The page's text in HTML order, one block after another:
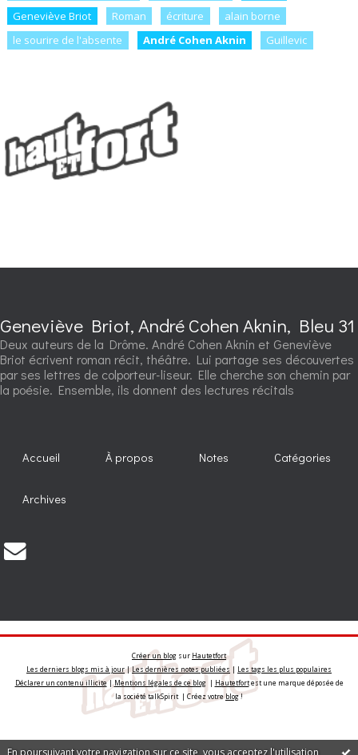
En poursuivant votre navigation sur ce site, vous acceptez l'utilisation
Geneviève Briot
Roman écriture
alain borne
le sourire de l'absente
André Cohen Aknin Guillevic
Geneviève Briot, André Cohen Aknin, Bleu 31
Deux auteurs de la Drôme. André Cohen Aknin et Geneviève
Briot écrivent roman récit, théâtre. Lui partage ses découvertes
par ses lettres de colporteur-liseur. Elle cherche son chemin par
la poésie. Ensemble, ils donnent des lectures récitals
Accueil À propos Notes Catégories
Archives
Créer un blog sur Hautetfort
Les derniers blogs mis à jour|Les dernières notes publiées | Les tags les plus populaires
Déclarer un contenu illicite|Mentions légales de ce blog| Hautetfortest une marque déposée de
la société talkSpirit | Créez votreblog!